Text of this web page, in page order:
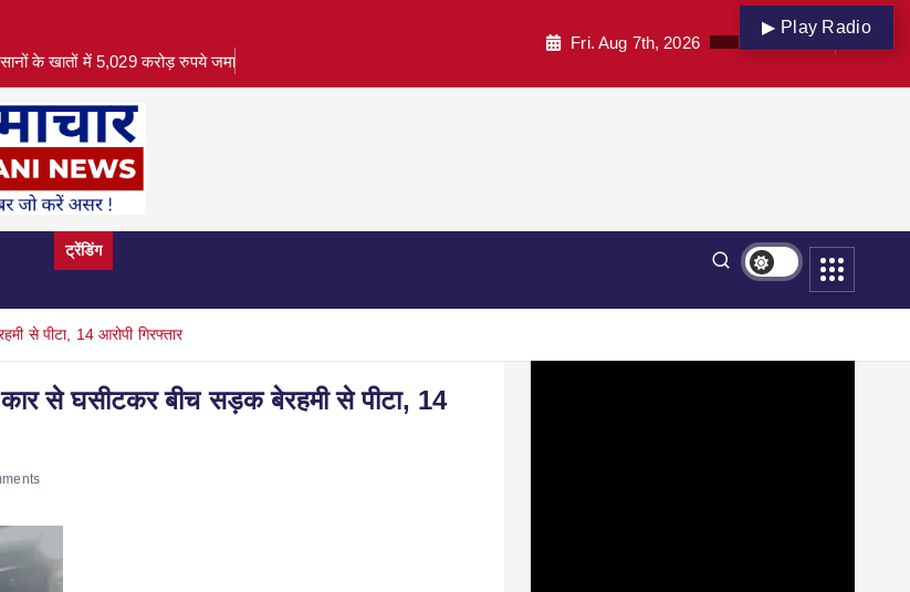
▶ Play Radio
के खातों में 5,029 करोड़ रुपये जमा
Fri. Aug 7th, 2026
ट्रेंडिंग
से पीटा, 14 आरोपी गिरफ्तार
कार से घसीटकर बीच सड़क बेरहमी से पीटा, 14